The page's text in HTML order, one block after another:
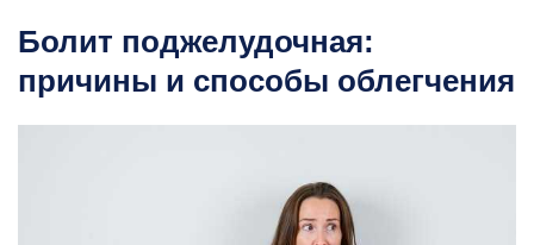
Болит поджелудочная:
причины и способы облегчения